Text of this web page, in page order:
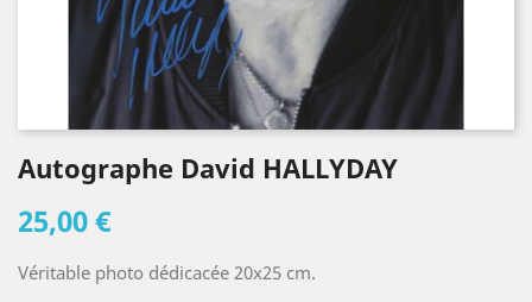
Autographe David HALLYDAY
25,00 €
Véritable photo dédicacée 20x25 cm.